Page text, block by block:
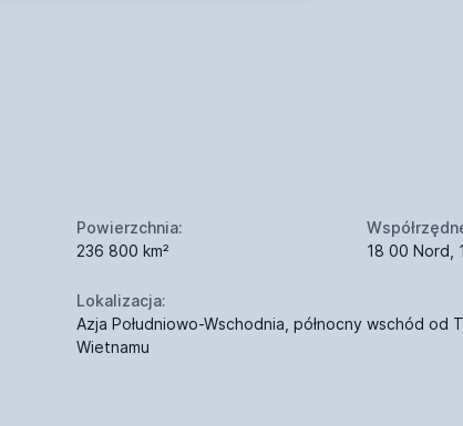
Powierzchnia:
236 800 km²
18 00 Nord,
Lokalizacja:
Azja Południowo-Wschodnia, północny wschód od
Wietnamu